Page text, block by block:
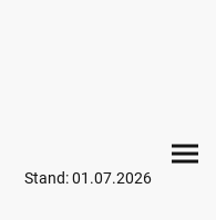
Stand: 01.07.2026